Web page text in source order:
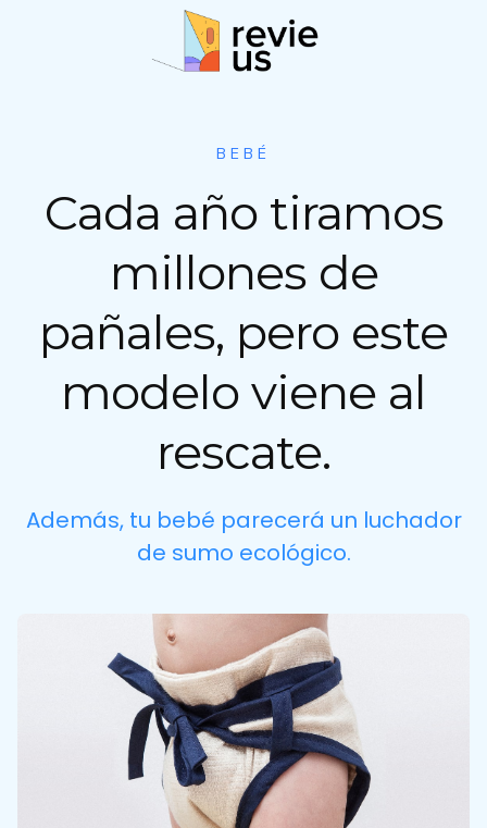
BEBÉ
Cada año tiramos
millones de
pañales, pero este
modelo viene al
rescate.
Además, tu bebé parecerá un luchador
de sumo ecológico.